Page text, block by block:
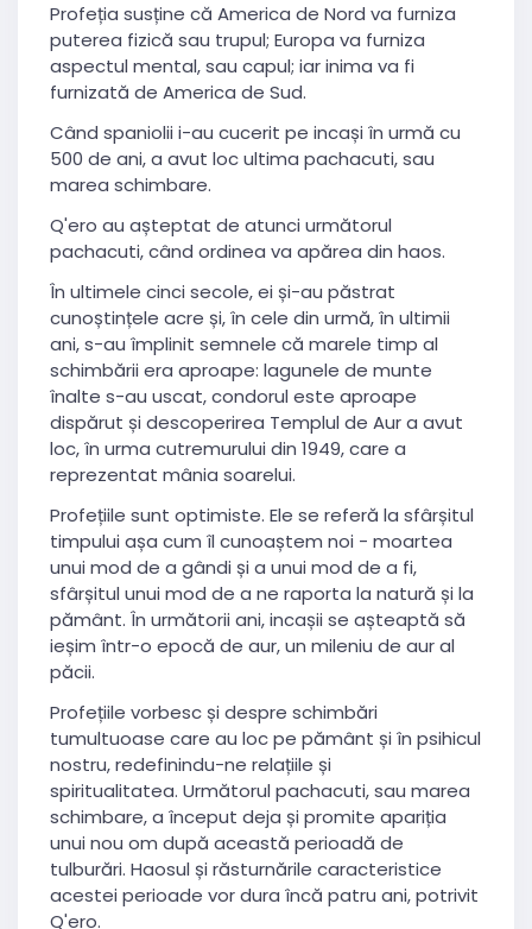
Profeția susține că America de Nord va furniza
puterea fizică sau trupul; Europa va furniza
aspectul mental, sau capul; iar inima va fi
furnizată de America de Sud.
Când spaniolii i-au cucerit pe incași în urmă cu
500 de ani, a avut loc ultima pachacuti, sau
marea schimbare.
Q'ero au așteptat de atunci următorul
pachacuti, când ordinea va apărea din haos.
În ultimele cinci secole, ei și-au păstrat
cunoștințele acre și, în cele din urmă, în ultimii
ani, s-au împlinit semnele că marele timp al
schimbării era aproape: lagunele de munte
înalte s-au uscat, condorul este aproape
dispărut și descoperirea Templul de Aur a avut
loc, în urma cutremurului din 1949, care a
reprezentat mânia soarelui.
Profețiile sunt optimiste. Ele se referă la sfârșitul
timpului așa cum îl cunoaștem noi - moartea
unui mod de a gândi și a unui mod de a fi,
sfârșitul unui mod de a ne raporta la natură și la
pământ. În următorii ani, incașii se așteaptă să
ieșim într-o epocă de aur, un mileniu de aur al
păcii.
Profețiile vorbesc și despre schimbări
tumultuoase care au loc pe pământ și în psihicul
nostru, redefinindu-ne relațiile și
spiritualitatea. Următorul pachacuti, sau marea
schimbare, a început deja și promite apariția
unui nou om după această perioadă de
tulburări. Haosul și răsturnările caracteristice
acestei perioade vor dura încă patru ani, potrivit
Q'ero.